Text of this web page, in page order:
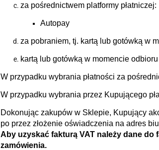
za pośrednictwem platformy płatniczej:
Autopay
za pobraniem, tj. kartą lub gotówką w
kartą lub gotówką w momencie
W przypadku wybrania płatności za
W przypadku wybrania przez Kupującego
Dokonując zakupów w Sklepie, Kupujący
po przez złożenie oświadczenia na adres
Aby uzyskać fakturą VAT należy dane
zamówienia.